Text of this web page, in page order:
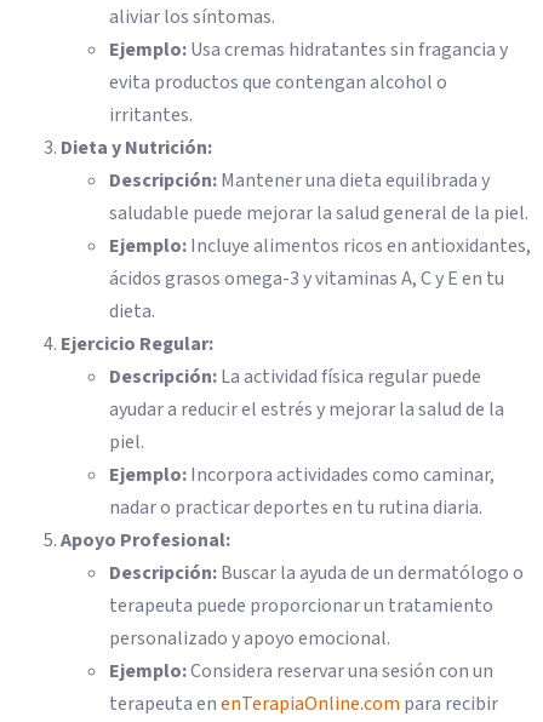
aliviar los síntomas.
Ejemplo:Usa cremas hidratantes sin fragancia y
evita productos que contengan alcohol o
irritantes.
Dieta y Nutrición:
Descripción:Mantener una dieta equilibrada y
saludable puede mejorar la salud general de la piel.
Ejemplo:Incluye alimentos ricos en antioxidantes,
ácidos grasos omega-3 y vitaminas A, C y E en tu
dieta.
Ejercicio Regular:
Descripción:La actividad física regular puede
ayudar a reducir el estrés y mejorar la salud de la
piel.
Ejemplo:Incorpora actividades como caminar,
nadar o practicar deportes en tu rutina diaria.
Apoyo Profesional:
Descripción:Buscar la ayuda de un dermatólogo o
terapeuta puede proporcionar un tratamiento
personalizado y apoyo emocional.
Ejemplo:Considera reservar una sesión con un
terapeuta enenTerapiaOnline.com para recibir